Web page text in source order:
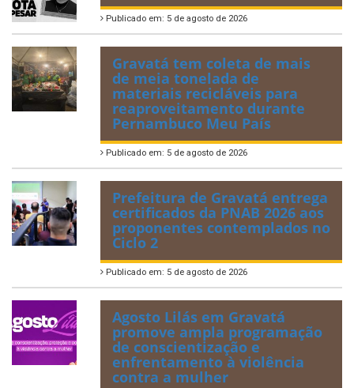
Publicado em: 5 de agosto de 2026
Gravatá tem coleta de mais
de meia tonelada de
materiais recicláveis para
reaproveitamento durante
Pernambuco Meu País
Publicado em: 5 de agosto de 2026
Prefeitura de Gravatá entrega
certificados da PNAB 2026 aos
proponentes contemplados no
Ciclo 2
Publicado em: 5 de agosto de 2026
Agosto Lilás em Gravatá
promove ampla programação
de conscientização e
enfrentamento à violência
contra a mulher